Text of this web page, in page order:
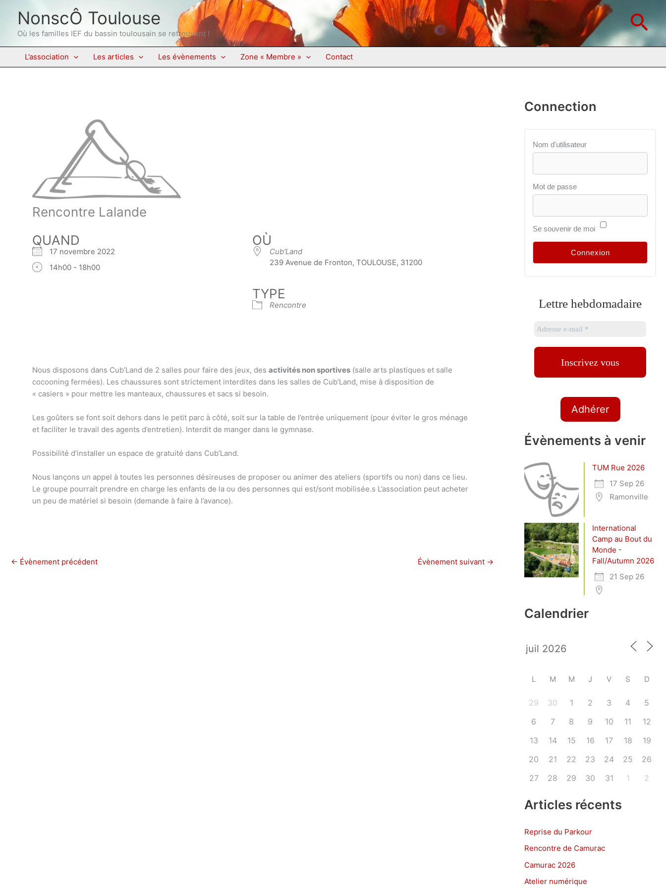
contenu
NonscÔ Toulouse
Où les familles IEF du bassin toulousain se retrouvent !
L’association Les articles Les évènements Zone « Membre » Contact
Rencontre Lalande
QUAND
17 novembre 2022
14h00 - 18h00
OÙ
Cub'Land
239 Avenue de Fronton, TOULOUSE, 31200
TYPE
Rencontre
Nous disposons dans Cub’Land de 2 salles pour faire des jeux, des activités non sportives (salle arts plastiques et salle
cocooning fermées). Les chaussures sont strictement interdites dans les salles de Cub’Land, mise à disposition de
« casiers » pour mettre les manteaux, chaussures et sacs si besoin.
Les goûters se font soit dehors dans le petit parc à côté, soit sur la table de l’entrée uniquement (pour éviter le gros ménage
et faciliter le travail des agents d’entretien). Interdit de manger dans le gymnase.
Possibilité d’installer un espace de gratuité dans Cub’Land.
Nous lançons un appel à toutes les personnes désireuses de proposer ou animer des ateliers (sportifs ou non) dans ce lieu.
Le groupe pourrait prendre en charge les enfants de la ou des personnes qui est/sont mobilisée.s L’association peut acheter
un peu de matériel si besoin (demande à faire à l’avance).
← Évènement précédent Évènement suivant →
Connection
Nom d'utilisateur
Mot de passe
Se souvenir de moi
Lettre hebdomadaire
Adhérer
Évènements à venir
TUM Rue 2026
17 Sep 26
Ramonville
International
Camp au Bout du
Monde -
Fall/Autumn 2026
21 Sep 26
Calendrier
L M M J V S D
29 30 1 2 3 4
5
6
7 8 9 10 11
12
13
14 15 16 17 18
19
20
21 22 23 24 25
26
27
28 29 30 31 1 2
Articles récents
Reprise du Parkour
Rencontre de Camurac
Camurac 2026
Atelier numérique